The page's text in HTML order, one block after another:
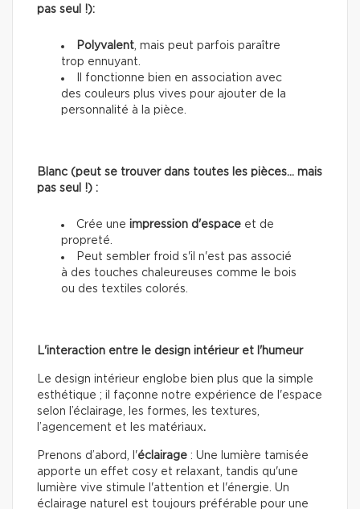
pas seul !):
Polyvalent , mais peut parfois paraître
trop ennuyant.
Il fonctionne bien en association avec
des couleurs plus vives pour ajouter de la
personnalité à la pièce.
Blanc (peut se trouver dans toutes les pièces… mais
pas seul !) :
Crée une impression d'espace et de
propreté.
Peut sembler froid s'il n'est pas associé
à des touches chaleureuses comme le bois
ou des textiles colorés.
L'interaction entre le design intérieur et l'humeur
Le design intérieur englobe bien plus que la simple
esthétique ; il façonne notre expérience de l'espace
selon l’éclairage, les formes, les textures,
l’agencement et les matériaux.
Prenons d’abord, l'éclairage : Une lumière tamisée
apporte un effet cosy et relaxant, tandis qu'une
lumière vive stimule l'attention et l'énergie. Un
éclairage naturel est toujours préférable pour une